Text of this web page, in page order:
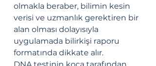
olmakla beraber, bilimin kesin
verisi ve uzmanlık gerektiren bir
alan olması dolayısıyla
uygulamada bilirkişi raporu
formatında dikkate alır.